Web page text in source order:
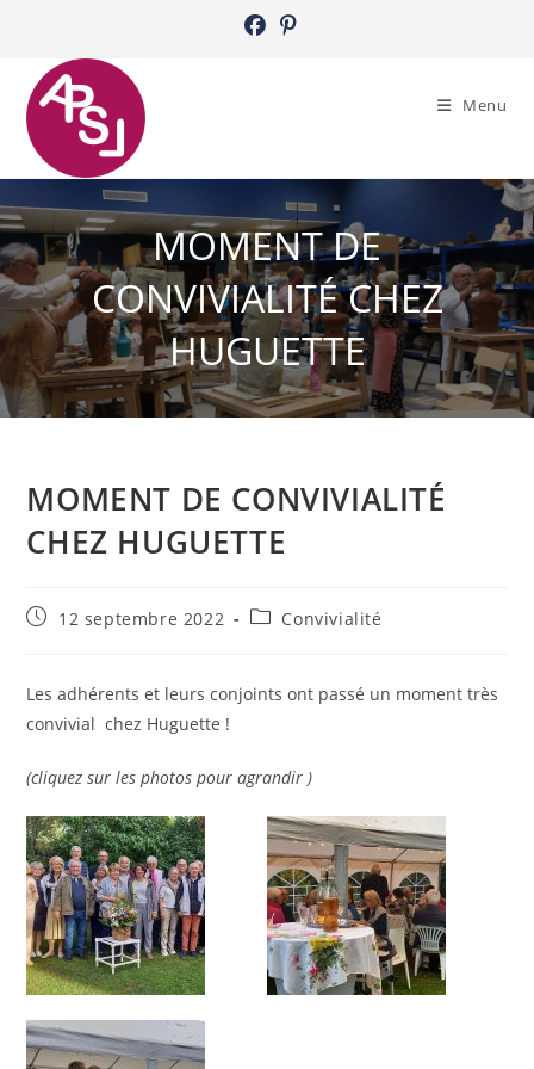
content
Menu
MOMENT DE
CONVIVIALITÉ CHEZ
HUGUETTE
MOMENT DE CONVIVIALITÉ
CHEZ HUGUETTE
Publication
12 septembre 2022
PostConvivialité
Les adhérents et leurs conjoints ont passé un moment très
convivial chez Huguette !
(cliquez sur les photos pour agrandir )